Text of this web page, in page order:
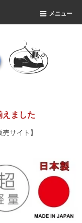
メニュー
えました
サイト】